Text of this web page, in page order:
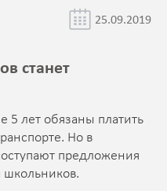
25.09.2019
станет
5 лет обязаны платить
Но в
предложения
школьников.